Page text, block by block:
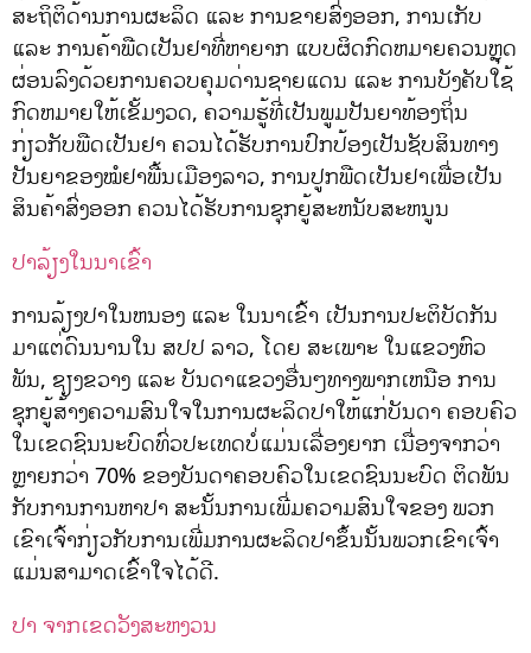
ສະຖິຕິດ້ານການຜະລິດ ແລະ ການຂາຍສົ່ງອອກ, ການເກັບ
ແລະ ການຄ້າພືດເປັນຢາທີ່ຫາຍາກ ແບບຜິດກົດຫມາຍຄວນຫຼຸດ
ຜ່ອນລົງດ້ວຍການຄວບຄຸມດ່ານຊາຍແດນ ແລະ ການບັງຄັບໃຊ້
ກົດຫມາຍໃຫ້ເຂັ້ມງວດ, ຄວາມຮູ້ທີ່ເປັນພູມປັນຍາທ້ອງຖິ່ນ
ກ່ຽວກັບພືດເປັນຢາ ຄວນໄດ້ຮັບການປົກປ້ອງເປັນຊັບສິນທາງ
ປັນຍາຂອງໝໍຢາພື້ນເມືອງລາວ, ການປູກພືດເປັນຢາເພື່ອເປັນ
ສິນຄ້າສົ່ງອອກ ຄວນໄດ້ຮັບການຊຸກຍູ້ສະຫນັບສະຫນູນ
ປາລ້ຽງໃນນາເຂົ້າ
ການລ້ຽງປາໃນຫນອງ ແລະ ໃນນາເຂົ້າ ເປັນການປະຕິບັດກັນ
ມາແຕ່ດົນນານໃນ ສປປ ລາວ, ໂດຍ ສະເພາະ ໃນແຂວງຫົວ
ພັນ, ຊຽງຂວາງ ແລະ ບັນດາແຂວງອື່ນໆທາງພາກເຫນືອ ການ
ຊຸກຍູ້ສ້າງຄວາມສົນໃຈໃນການຜະລິດປາໃຫ້ແກ່ບັນດາ ຄອບຄົວ
ໃນເຂດຊົນນະບົດທົ່ວປະເທດບໍ່ແມ່ນເລື່ອງຍາກ ເນື່ອງຈາກວ່າ
ຫຼາຍກວ່າ 70% ຂອງບັນດາຄອບຄົວໃນເຂດຊົນນະບົດ ຕິດພັນ
ກັບການການຫາປາ ສະນັ້ນການເພີ່ມຄວາມສົນໃຈຂອງ ພວກ
ເຂົາເຈົ້າກ່ຽວກັບການເພີ່ມການຜະລິດປາຂຶ້ນນັ້ນພວກເຂົາເຈົ້າ
ແມ່ນສາມາດເຂົ້າໃຈໄດ້ດີ.
ປາ ຈາກເຂດວັງສະຫງວນ